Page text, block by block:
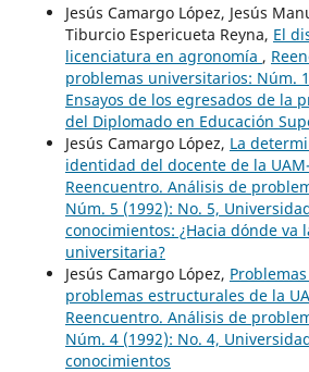
Jesús Camargo López, Jesús
Tiburcio Espericueta Reyna, El
licenciatura en agronomía ,
problemas universitarios: Núm.
Ensayos de los egresados de la
del Diplomado en Educación
Jesús Camargo López, La
identidad del docente de la
Reencuentro. Análisis de
Núm. 5 (1992): No. 5,
conocimientos: ¿Hacia dónde va
universitaria?
Jesús Camargo López,
problemas estructurales de la
Reencuentro. Análisis de
Núm. 4 (1992): No. 4,
conocimientos